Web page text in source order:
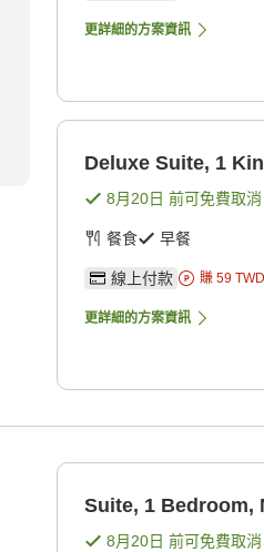
更詳細的方案資訊
Deluxe Suite, 1
8月20日 前可免費取消
餐食 早餐
線上付款 賺 59 TWD
更詳細的方案資訊
Suite, 1 Bedroom,
8月20日 前可免費取消